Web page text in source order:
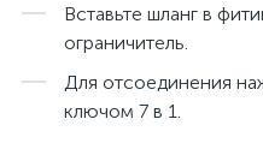
Вставьте шланг в
ограничитель.
Для отсоединения
ключом 7 в 1.